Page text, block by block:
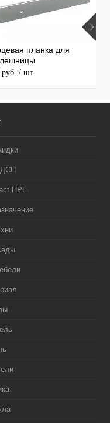
планка для
/ шт
HPL